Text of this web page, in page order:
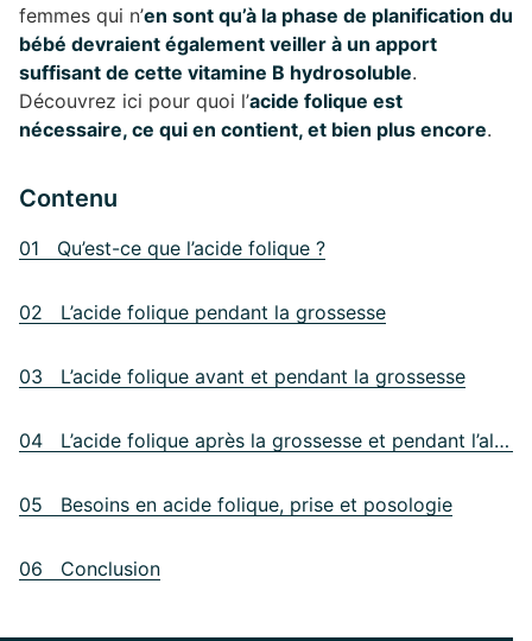
femmes qui n’en sont qu’à la phase de planification du
bébé devraient également veiller à un apport
suffisant de cette vitamine B hydrosoluble.
Découvrez ici pour quoi l’acide folique est
nécessaire, ce qui en contient, et bien plus encore.
Contenu
01 Qu’est-ce que l’acide folique ?
02 L’acide folique pendant la grossesse
03 L’acide folique avant et pendant la grossesse
04 L’acide folique après la grossesse et pendant l’allaitement
05 Besoins en acide folique, prise et posologie
06 Conclusion